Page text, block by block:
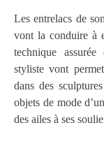
Les entrelacs de
vont la conduire à
technique
styliste vont
dans des
objets de mode
des ailes à ses